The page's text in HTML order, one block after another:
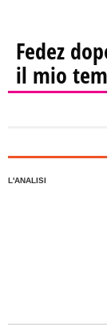
Fedez
il mio
L'ANALISI